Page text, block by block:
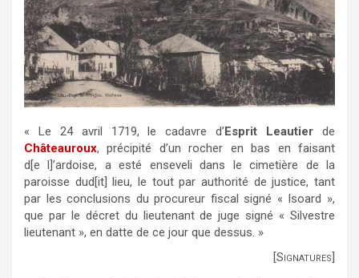
o
k
r
« Le 24 avril 1719, le cadavre d’Esprit Leautier de
Châteauroux, précipité d’un rocher en bas en faisant
d[e l]’ardoise, a esté enseveli dans le cimetière de la
paroisse dud[it] lieu, le tout par authorité de justice, tant
par les conclusions du procureur fiscal signé « Isoard »,
que par le décret du lieutenant de juge signé « Silvestre
lieutenant », en datte de ce jour que dessus. »
[Signatures]